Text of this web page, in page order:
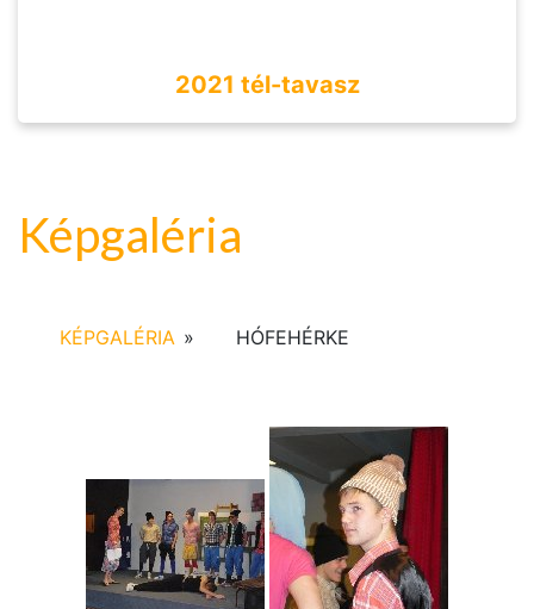
2021 tél-tavasz
Képgaléria
KÉPGALÉRIA » HÓFEHÉRKE